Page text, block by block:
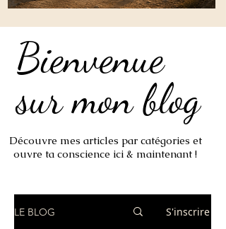
Bienvenue
sur mon blog
Bienvenue
sur mon blog
Découvre mes articles par catégories et
ouvre ta conscience ici & maintenant !
LE BLOG S'inscrire